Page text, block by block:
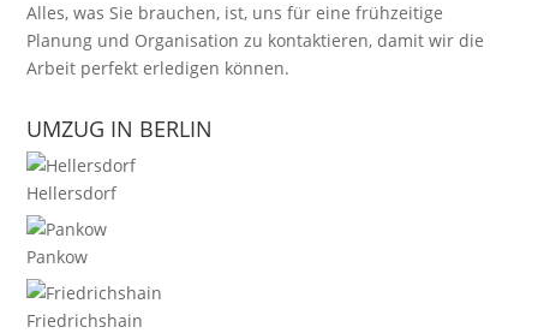
Alles, was Sie brauchen, ist, uns für eine frühzeitige
Planung und Organisation zu kontaktieren, damit wir die
Arbeit perfekt erledigen können.
UMZUG IN BERLIN
Hellersdorf
Pankow
Friedrichshain